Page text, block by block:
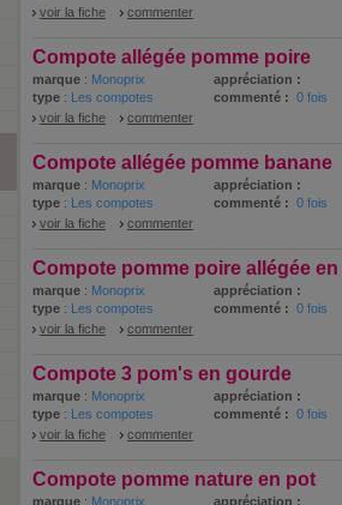
voir la fiche
commenter
Compote allégée pomme poire
marque : Monoprix
appréciation :
type : Les compotes commenté : 0 fois
voir la fiche
commenter
Compote allégée pomme banane
marque : Monoprix
appréciation :
type : Les compotes commenté : 0 fois
voir la fiche
commenter
Compote pomme poire allégée
marque : Monoprix
appréciation :
type : Les compotes commenté : 0 fois
voir la fiche
commenter
Compote 3 pom's en gourde
marque : Monoprix
appréciation :
type : Les compotes commenté : 0 fois
voir la fiche
commenter
Compote pomme nature en pot
marque : Monoprix
appréciation :